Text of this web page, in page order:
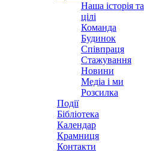
Наша історія та
цілі
Команда
Будинок
Співпраця
Стажування
Новини
Медіа і ми
Розсилка
Події
Бібліотека
Календар
Крамниця
Контакти